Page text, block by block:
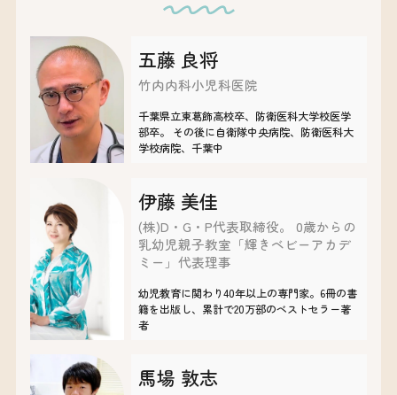
五藤 良将
竹内内科小児科医院
千葉県立東葛飾高校卒、防衛医科大学校医学
部卒。 その後に自衛隊中央病院、防衛医科大
学校病院、千葉中
伊藤 美佳
(株)D・G・P代表取締役。 0歳からの
乳幼児親子教室「輝きベビーアカデ
ミー」代表理事
​​幼児教育に関わり40年以上の専門家。6冊の書
籍を出版し、累計で20万部のベストセラー著
者
馬場 敦志